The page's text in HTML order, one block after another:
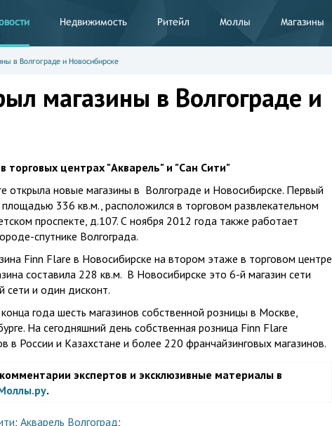
Недвижимость Ритейл Моллы Магазины
в Волгограде и Новосибирске
магазины в Волгограде и
торговых центрах "Акварель" и "Сан Сити"
открыла новые магазины в Волгограде и Новосибирске. Первый
336 кв.м., расположился в торговом развлекательном
проспекте, д.107. С ноября 2012 года также работает
спутнике Волгограда.
Finn Flare в Новосибирске на втором этаже в торговом центре
составила 228 кв.м. В Новосибирске это 6-й магазин сети
сети и один дисконт.
года шесть магазинов собственной розницы в Москве,
На сегодняшний день собственная розница Finn Flare
в России и Казахстане и более 220 франчайзинговых магазинов.
экспертов и эксклюзивные материалы в
.
; Акварель Волгоград;